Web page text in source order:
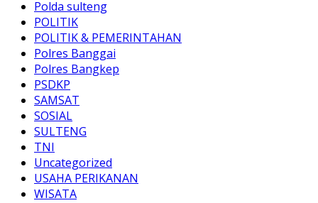
Polda sulteng
POLITIK
POLITIK & PEMERINTAHAN
Polres Banggai
Polres Bangkep
PSDKP
SAMSAT
SOSIAL
SULTENG
TNI
Uncategorized
USAHA PERIKANAN
WISATA